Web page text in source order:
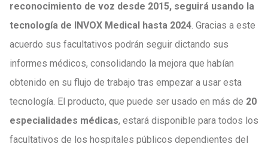
reconocimiento de voz desde 2015, seguirá usando la
tecnología de INVOX Medical hasta 2024. Gracias a este
acuerdo sus facultativos podrán seguir dictando sus
informes médicos, consolidando la mejora que habían
obtenido en su flujo de trabajo tras empezar a usar esta
tecnología. El producto, que puede ser usado en más de 20
especialidades médicas, estará disponible para todos los
facultativos de los hospitales públicos dependientes del